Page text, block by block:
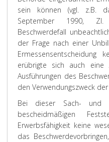
sein können (vgl. z.B.
September 1990,
Beschwerdefall
der Frage nach einer
erübrigte sich auch eine
Ausführungen des
den Verwendungszweck
Bei dieser Sach- und
bescheidmäßigen
Erwerbsfähigkeit keine
das